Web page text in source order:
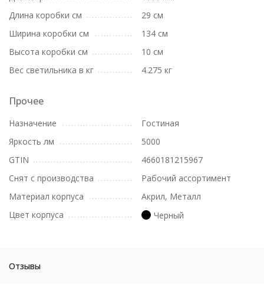
Длина коробки см
29 см
Ширина коробки см
134 см
Высота коробки см
10 см
Вес светильника в кг
4.275 кг
Прочее
Назначение
Гостиная
Яркость лм
5000
GTIN
4660181215967
Снят с производства
Рабочий ассортимент
Материал корпуса
Акрил, Металл
Цвет корпуса
Черный
Отзывы